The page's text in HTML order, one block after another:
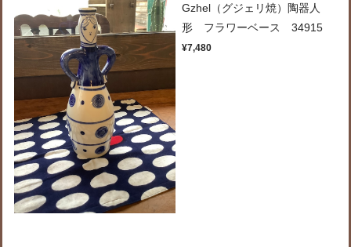
Gzhel（グジェリ焼）陶器人
形 フラワーベース 34915
¥7,480